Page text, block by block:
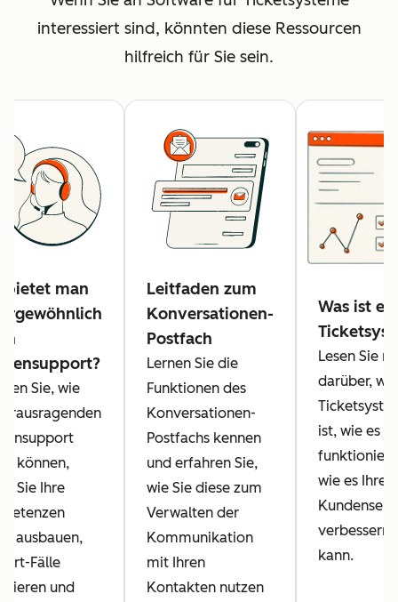
interessiert sind, könnten diese Ressourcen
hilfreich für Sie sein.
bietet man
Sie, wie
können,
Sie Ihre
ausbauen,
Fälle
und
Leitfaden zum
Konversationen-
Postfach
Lernen Sie die
Funktionen des
Konversationen-
Postfachs kennen
und erfahren Sie,
wie Sie diese zum
Verwalten der
Kommunikation
mit Ihren
Kontakten nutzen
Was ist ein
Lesen Sie
darüber,
ist, wie es
funktioniert
wie es Ihren
verbessern
kann.